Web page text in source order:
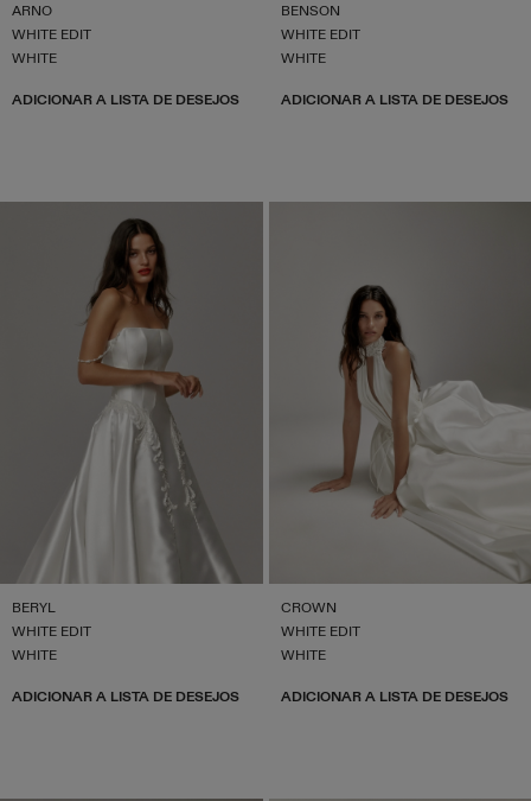
ARNO
WHITE EDIT
WHITE
ADICIONAR A LISTA DE DESEJOS
BENSON
WHITE EDIT
WHITE
ADICIONAR A LISTA DE DESEJOS
BERYL
WHITE EDIT
WHITE
ADICIONAR A LISTA DE DESEJOS
CROWN
WHITE EDIT
WHITE
ADICIONAR A LISTA DE DESEJOS